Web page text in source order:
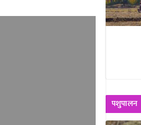
पशुपालन